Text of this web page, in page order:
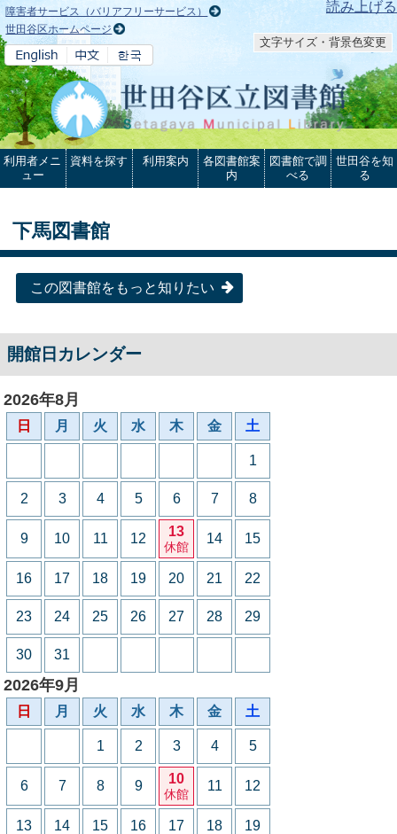
本文へ 読み上げる
障害者サービス（バリアフリーサービス）
世田谷区ホームページ
文字サイズ・背景色変更
利用者メニ
ュー
資料を探す 利用案内
各図書館案
内
図書館で調
べる
世田谷を知
る
下馬図書館
この図書館をもっと知りたい
開館日カレンダー
2026年8月
日 月 火 水 木 金 土
1
2 3 4 5 6 7 8
9 10 11 12 13
休館
14 15
16 17 18 19 20 21 22
23 24 25 26 27 28 29
30 31
2026年9月
日 月 火 水 木 金 土
1 2 3 4 5
6 7 8 9 10
休館
11 12
13 14 15 16 17 18 19